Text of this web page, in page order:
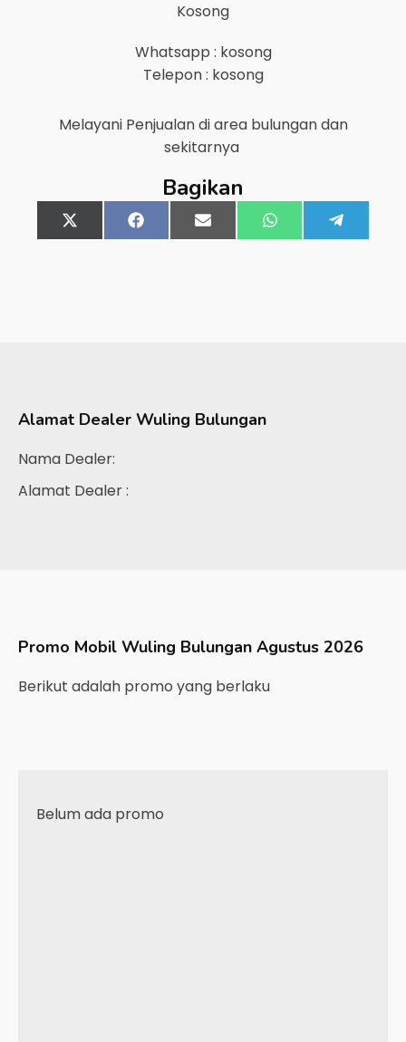
Kosong
Whatsapp : kosong
Telepon : kosong
Melayani Penjualan di area bulungandan
sekitarnya
Bagikan
Share
on
X
(Twitter)
Share
on
FacebookShare
on
Email Share
on
WhatsApp
on
Alamat Dealer Wuling Bulungan
Nama Dealer:
Alamat Dealer :
Promo Mobil Wuling Bulungan Agustus 2026
Berikut adalah promo yang berlaku
Belum ada promo